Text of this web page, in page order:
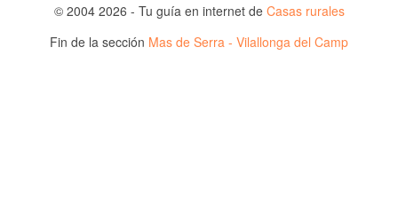
© 2004 2026 - Tu guía en internet de Casas rurales
Fin de la sección Mas de Serra - Vilallonga del Camp